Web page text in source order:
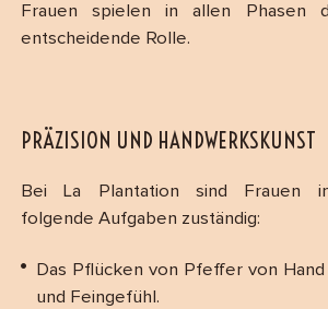
Frauen spielen in allen Phasen
entscheidende Rolle.
PRÄZISION UND HANDWERKSKUNST
Bei La Plantation sind Frauen
folgende Aufgaben zuständig:
Das Pflücken von Pfeffer von
und Feingefühl.